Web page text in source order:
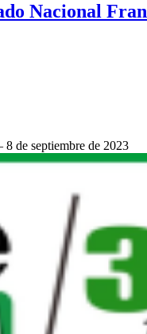
Nacional
de septiembre de 2023